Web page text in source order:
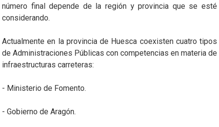
número final depende de la región y provincia que se esté
considerando.
Actualmente en la provincia de Huesca coexisten cuatro tipos
de Administraciones Públicas con competencias en materia de
infraestructuras carreteras:
- Ministerio de Fomento.
- Gobierno de Aragón.